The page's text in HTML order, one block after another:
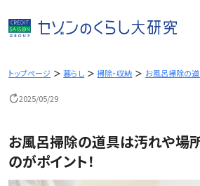
容
を
キトップページ 暮らし 掃除・収納 お風呂掃除の
2025/05/29
お風呂掃除の道具は汚れや場
のがポイント！